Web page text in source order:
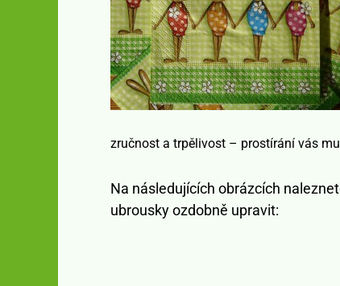
zručnost a trpělivost – prostírání vás
Na následujících obrázcích
ubrousky ozdobně upravit: